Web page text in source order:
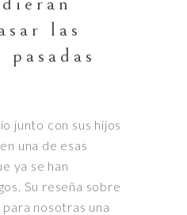
las
junto con sus hijos
una de esas
ya se han
Su reseña sobre
nosotras una